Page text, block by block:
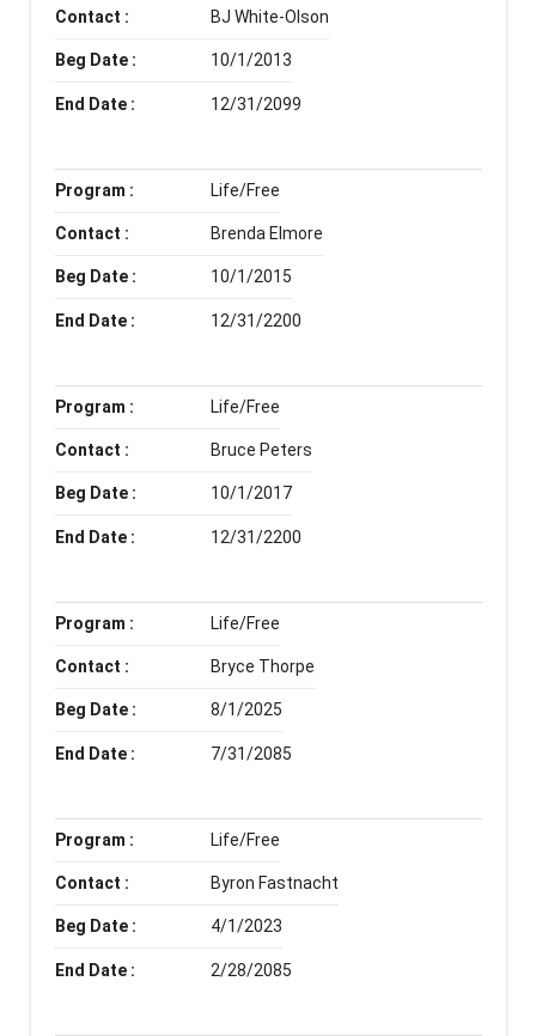
Contact : BJ White-Olson
Beg Date : 10/1/2013
End Date : 12/31/2099
Program : Life/Free
Contact : Brenda Elmore
Beg Date : 10/1/2015
End Date : 12/31/2200
Program : Life/Free
Contact : Bruce Peters
Beg Date : 10/1/2017
End Date : 12/31/2200
Program : Life/Free
Contact : Bryce Thorpe
Beg Date : 8/1/2025
End Date : 7/31/2085
Program : Life/Free
Contact : Byron Fastnacht
Beg Date : 4/1/2023
End Date : 2/28/2085